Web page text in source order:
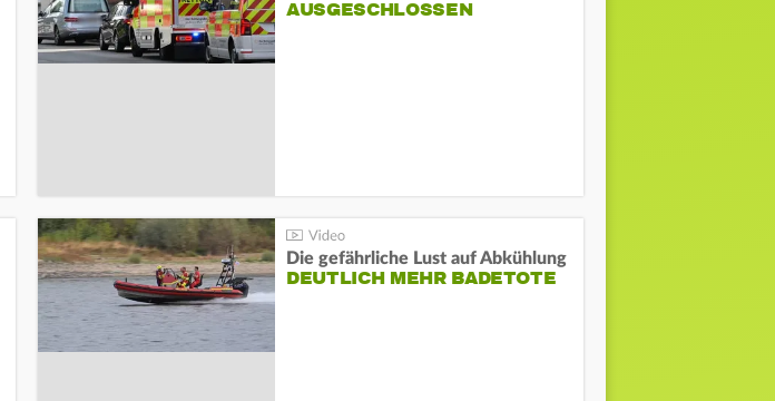
AUSGESCHLOSSEN
Die gefährliche Lust auf Abkühlung
DEUTLICH MEHR BADETOTE